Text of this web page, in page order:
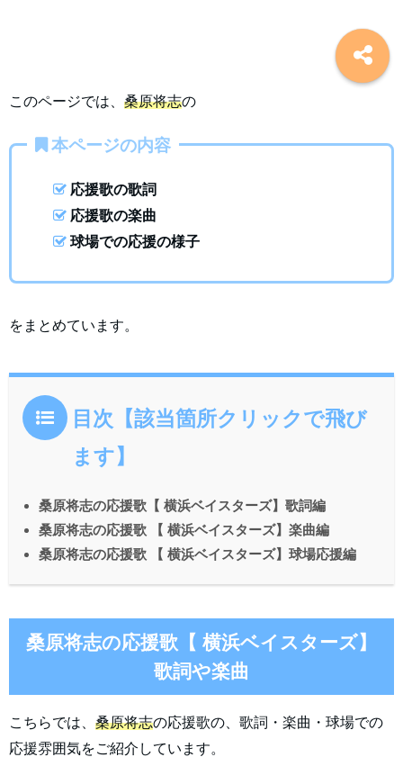
このページでは、 桑原将志の
本ページの内容
応援歌の歌詞
応援歌の楽曲
球場での応援の様子
をまとめています。
目次【該当箇所クリックで飛び
ます】
桑原将志の応援歌【 横浜ベイスターズ】歌詞編
桑原将志の応援歌 【 横浜ベイスターズ】楽曲編
桑原将志の応援歌 【 横浜ベイスターズ】球場応援編
桑原将志の応援歌【 横浜ベイスターズ】
歌詞や楽曲
こちらでは、 桑原将志の応援歌の、歌詞・楽曲・球場での
応援雰囲気をご紹介しています。